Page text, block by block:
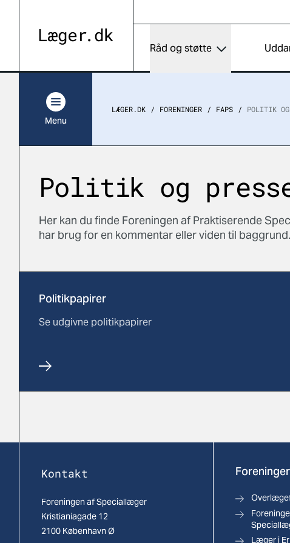
Råd og støtte
Menu
LÆGER.DK FORENINGER FAPS POLITIK OG
Politik og
Her kan du finde Foreningen af Praktiserende
har brug for en kommentar eller viden til baggrund.
Politikpapirer
Se udgivne politikpapirer
Kontakt
Foreningen af Speciallæger
Kristianiagade 12
2100 København Ø
Læger i